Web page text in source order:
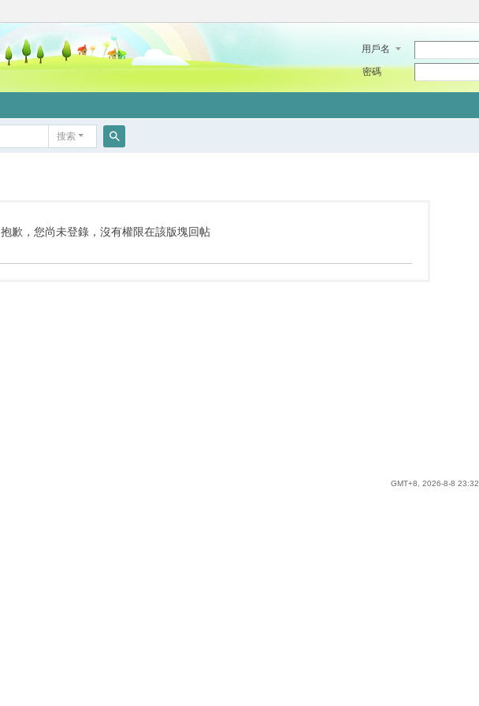
用戶名
密碼
搜索
抱歉，您尚未登錄，沒有權限在該版塊回帖
GMT+8, 2026-8-8 23:32